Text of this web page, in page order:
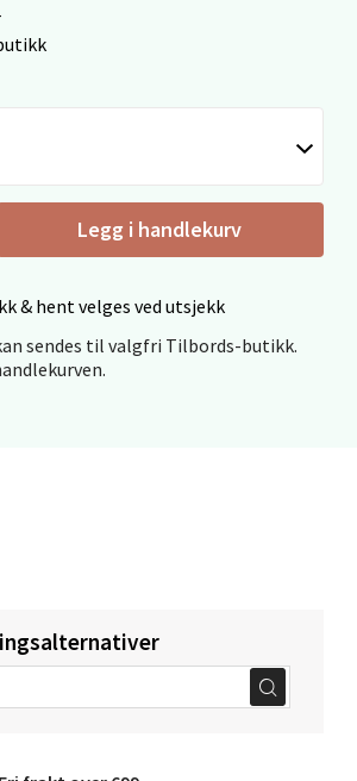
Legg i handlekurv
& hent velges ved utsjekk
sendes til valgfri Tilbords-butikk.
Thon Senter Moa
20
Velg